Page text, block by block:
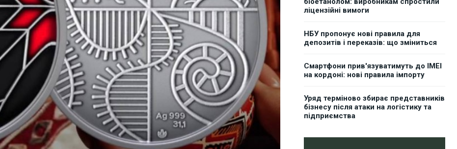
ліцензійні вимоги
НБУ пропонує нові правила для
депозитів і переказів: що зміниться
Смартфони прив'язуватимуть до IMEI
на кордоні: нові правила імпорту
Уряд терміново збирає представників
бізнесу після атаки на логістику та
підприємства